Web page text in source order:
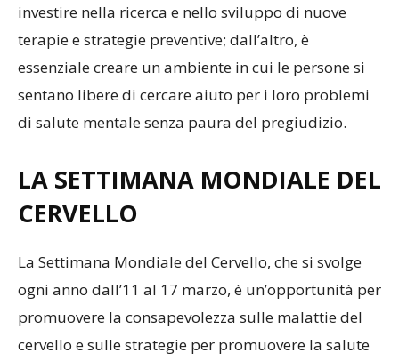
investire nella ricerca e nello sviluppo di nuove
terapie e strategie preventive; dall’altro, è
essenziale creare un ambiente in cui le persone si
sentano libere di cercare aiuto per i loro problemi
di salute mentale senza paura del pregiudizio.
LA SETTIMANA MONDIALE DEL
CERVELLO
La Settimana Mondiale del Cervello, che si svolge
ogni anno dall’11 al 17 marzo, è un’opportunità per
promuovere la consapevolezza sulle malattie del
cervello e sulle strategie per promuovere la salute